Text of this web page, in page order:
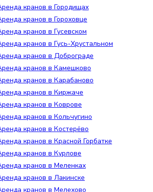
кранов в Городищах
кранов в Гороховце
кранов в Гусевском
кранов в Гусь-Хрустальном
кранов в Доброграде
кранов в Камешково
кранов в Карабаново
кранов в Киржаче
кранов в Коврове
кранов в Кольчугино
кранов в Костерёво
кранов в Красной Горбатке
кранов в Курлове
кранов в Меленках
кранов в Лакинске
кранов в Мелехово